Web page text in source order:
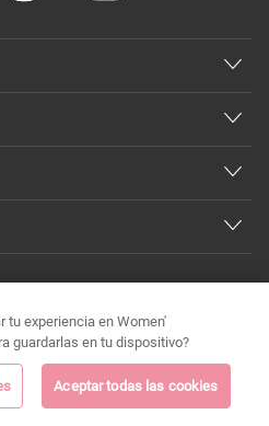
reservados 2026 ©
tu experiencia en Women'
guardarlas en tu dispositivo?
Aceptar todas las cookies